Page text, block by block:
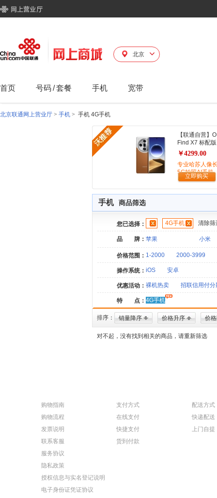
北京
首页 号码/套餐 手机 宽带
北京联通网上营业厅 > 手机 > 手机 4G手机
【联通自营】
Find X7 标配版
￥4299.00
专业哈苏人像
5G拍照AI手机
立即购买
手机 商品筛选
您已选择： 4G手机 清除筛
品 牌： 苹果 小米
价格范围： 1-2000 2000-3999
操作系统： iOS 安卓
优惠活动： 裸机热卖 招联信用付分
特 点： 4G手机
排序： 销量降序 价格升序 价
对不起，没有找到相关的商品，请重新筛选
购物指南
购物流程
发票说明
联系客服
服务协议
隐私政策
授权信息与实名登记说明
电子身份证凭证协议
支付方式
在线支付
快捷支付
货到付款
配送方式
快递配送
上门自提